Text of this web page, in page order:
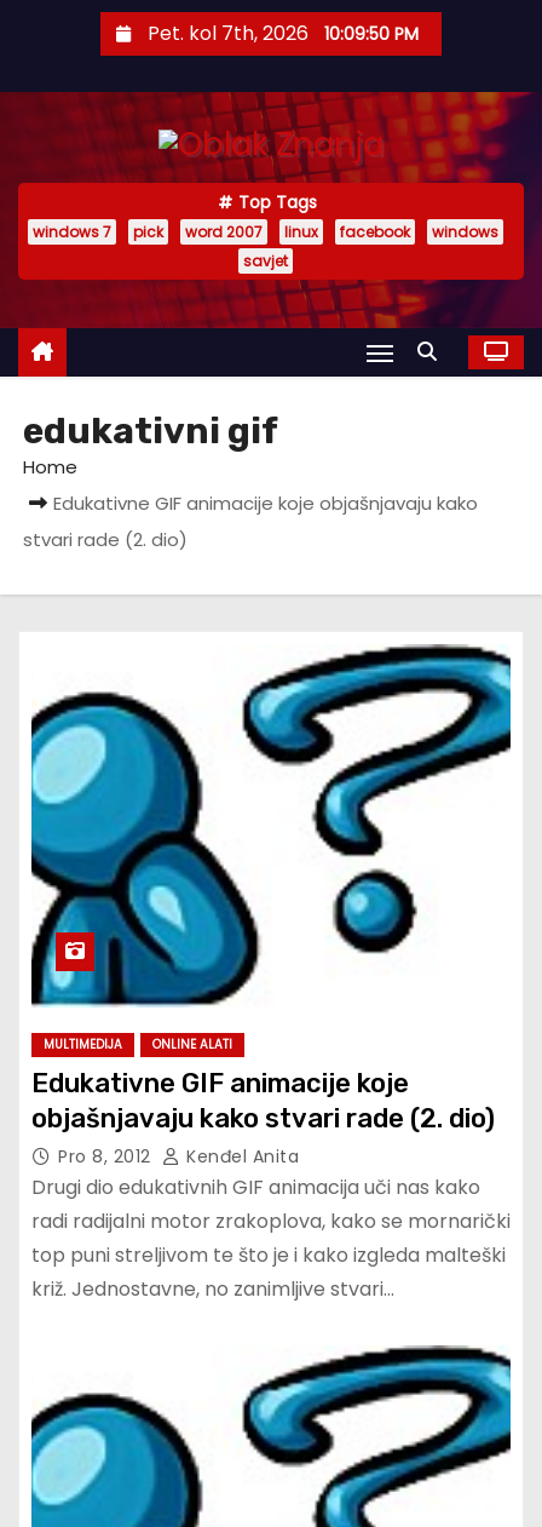
Pet. kol 7th, 2026 10:09:50 PM
Top Tags
windows 7 pick word 2007 linux facebook
windows
savjet
edukativni gif
Home
Edukativne GIF animacije koje objašnjavaju kako
stvari rade (2. dio)
MULTIMEDIJA ONLINE ALATI
Edukativne GIF animacije koje
objašnjavaju kako stvari rade (2. dio)
Pro 8, 2012 Kenđel Anita
Drugi dio edukativnih GIF animacija uči nas kako
radi radijalni motor zrakoplova, kako se mornarički
top puni streljivom te što je i kako izgleda malteški
križ. Jednostavne, no zanimljive stvari…